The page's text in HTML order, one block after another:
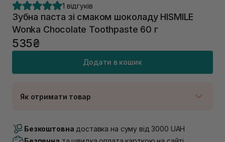
1 відгуків
Зубна паста зі смаком шоколаду HISMILE
Wonka Chocolate Toothpaste 60 г
535₴
Додати в кошик
Як отримати товар
В наявності
Самовивіз м. Луцьк, вул. Винниченка 4
Безкоштовна доставка на суму від 3000 UAH